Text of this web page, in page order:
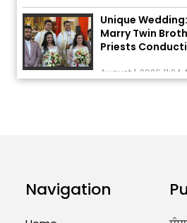
Unique
Marry Twin
Priests
Pakistan’s
7 Killed, 18 Injured
August 2, 2026 10:05
Navigation